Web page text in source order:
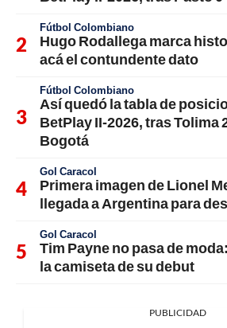
Fútbol Colombiano
Hugo Rodallega marca
acá el contundente dato
Fútbol Colombiano
Así quedó la tabla de
BetPlay II-2026, tras Tolima
Bogotá
Gol Caracol
Primera imagen de Lionel
llegada a Argentina para
Gol Caracol
Tim Payne no pasa de
la camiseta de su debut
PUBLICIDAD